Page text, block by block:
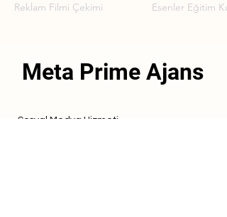
Reklam Filmi Çekimi Esenler Eğitim
Meta Prime Ajans
Sosyal Medya Hizmeti